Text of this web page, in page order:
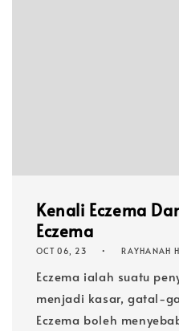
Kenali Eczema
Eczema
OCT 06, 23 RAYHANAH
Eczema ialah suatu
menjadi kasar, gatal-
Eczema boleh